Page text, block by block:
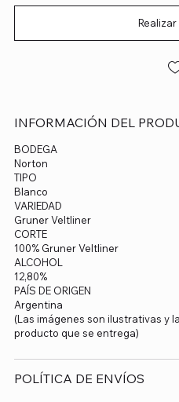
INFORMACIÓN DEL
BODEGA
Norton
TIPO
Blanco
VARIEDAD
Gruner Veltliner
CORTE
100% Gruner Veltliner
ALCOHOL
12,80%
PAÍS DE ORIGEN
Argentina
(Las imágenes son ilustrativas y
producto que se entrega)
POLÍTICA DE ENVÍOS